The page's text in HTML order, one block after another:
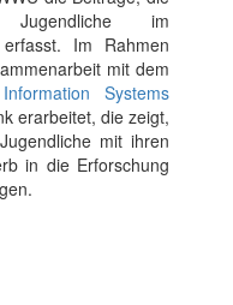
im
erfasst. Im Rahmen
mit dem
Systems
erarbeitet, die zeigt,
mit ihren
in die Erforschung